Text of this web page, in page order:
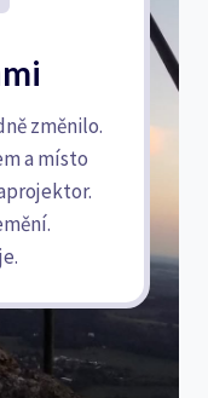
změnilo.
a místo